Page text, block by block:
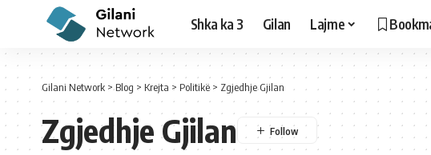
Shka ka 3 Gilan Lajme
Gilani Network >Blog > Krejta > Politikë> Zgjedhje Gjilan
Zgjedhje Gjilan